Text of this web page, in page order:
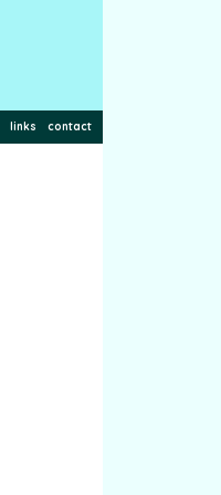
links contact